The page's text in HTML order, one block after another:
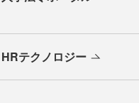
HRテクノロジー